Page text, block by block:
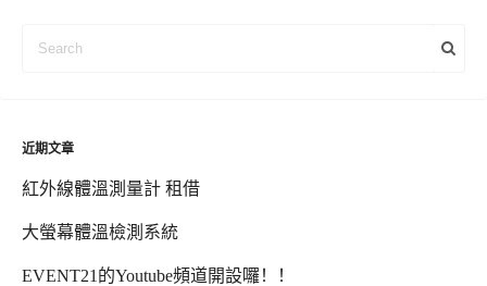
近期文章
紅外線體溫測量計 租借
大螢幕體溫檢測系統
EVENT21的Youtube頻道開設囉！！